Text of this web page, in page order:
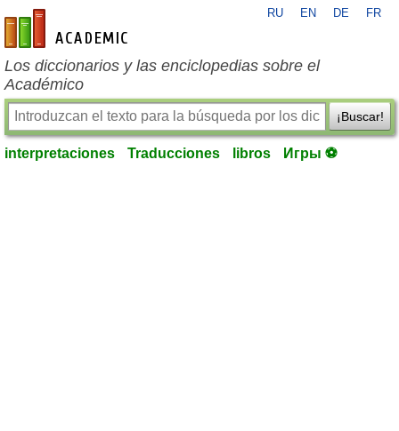
es-academic.com
RU EN DE FR
Los diccionarios y las enciclopedias sobre el
Académico
¡Buscar!
interpretaciones Traducciones libros Игры ⚽